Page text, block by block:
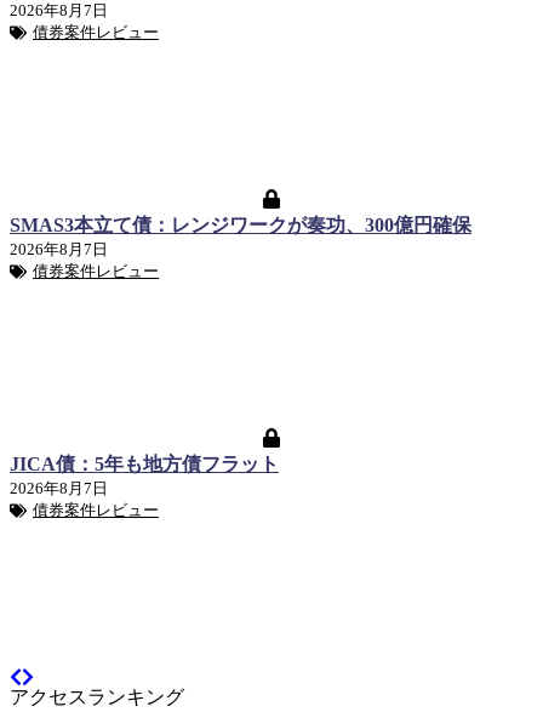
2026年8月7日
債券案件レビュー
SMAS3本立て債：レンジワークが奏功、300億円確保
2026年8月7日
債券案件レビュー
JICA債：5年も地方債フラット
2026年8月7日
債券案件レビュー
アクセスランキング